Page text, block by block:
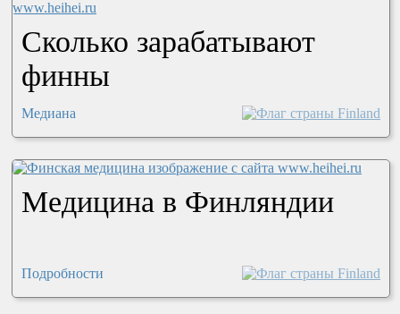
Сколько зарабатывают
финны
Медиана
Медицина в Финляндии
Подробности